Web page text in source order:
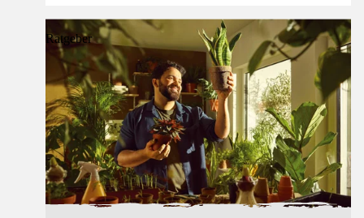
Ratgeber